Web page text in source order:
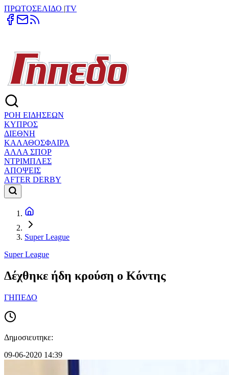
ΠΡΩΤΟΣΕΛΙΔΟ |TV
ΡΟΗ ΕΙΔΗΣΕΩΝ
ΚΥΠΡΟΣ
ΔΙΕΘΝΗ
ΚΑΛΑΘΟΣΦΑΙΡΑ
ΑΛΛΑ ΣΠΟΡ
ΝΤΡΙΜΠΛΕΣ
ΑΠΟΨΕΙΣ
AFTER DERBY
Super League
Super League
Δέχθηκε ήδη κρούση ο Κόντης
ΓΗΠΕΔΟ
Δημοσιευτηκε:
09-06-2020 14:39